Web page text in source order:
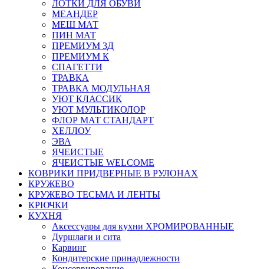
ЛОТКИ ДЛЯ ОБУВИ
МЕАНДЕР
МЕШ МАТ
ПИН МАТ
ПРЕМИУМ 3Д
ПРЕМИУМ К
СПАГЕТТИ
ТРАВКА
ТРАВКА МОДУЛЬНАЯ
УЮТ КЛАССИК
УЮТ МУЛЬТИКОЛОР
ФЛОР МАТ СТАНДАРТ
ХЕЛЛОУ
ЭВА
ЯЧЕИСТЫЕ
ЯЧЕИСТЫЕ WELCOME
КОВРИКИ ПРИДВЕРНЫЕ В РУЛОНАХ
КРУЖЕВО
КРУЖЕВО ТЕСЬМА И ЛЕНТЫ
КРЮЧКИ
КУХНЯ
Аксессуары для кухни ХРОМИРОВАННЫЕ
Дуршлаги и сита
Карвинг
Кондитерские принадлежности